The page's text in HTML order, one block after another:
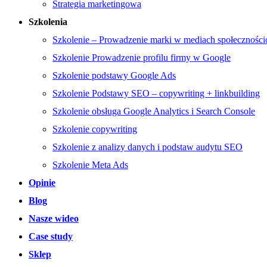
Strategia marketingowa
Szkolenia
Szkolenie – Prowadzenie marki w mediach
Szkolenie Prowadzenie profilu firmy w Google
Szkolenie podstawy Google Ads
Szkolenie Podstawy SEO – copywriting + linkbuilding
Szkolenie obsługa Google Analytics i Search Console
Szkolenie copywriting
Szkolenie z analizy danych i podstaw audytu SEO
Szkolenie Meta Ads
Opinie
Blog
Nasze wideo
Case study
Sklep